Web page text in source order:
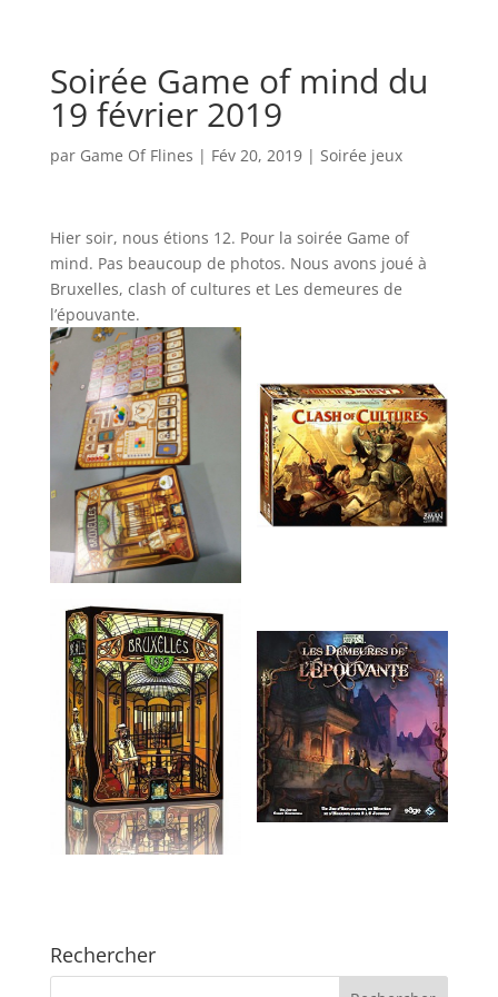
Soirée Game of mind du
19 février 2019
par Game Of Flines | Fév 20, 2019| Soirée jeux
Hier soir, nous étions 12. Pour la soirée Game of
mind. Pas beaucoup de photos. Nous avons joué à
Bruxelles, clash of cultures et Les demeures de
l’épouvante.
Rechercher